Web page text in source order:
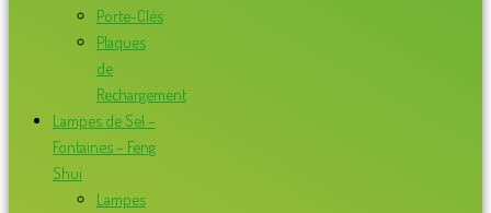
Porte-Clés
Plaques
de
Rechargement
Lampes de Sel –
Fontaines – Feng
Shui
Lampes